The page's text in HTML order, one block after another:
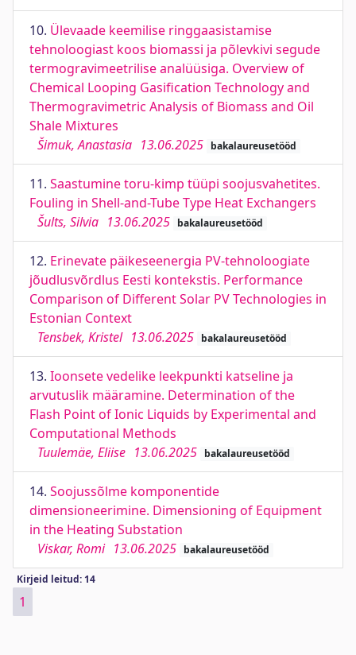
10. Ülevaade keemilise ringgaasistamise
tehnoloogiast koos biomassi ja põlevkivi segude
termogravimeetrilise analüüsiga. Overview of
Chemical Looping Gasification Technology and
Thermogravimetric Analysis of Biomass and Oil
Shale Mixtures
Šimuk, Anastasia 13.06.2025 bakalaureusetööd
11. Saastumine toru-kimp tüüpi soojusvahetites.
Fouling in Shell-and-Tube Type Heat Exchangers
Šults, Silvia 13.06.2025 bakalaureusetööd
12. Erinevate päikeseenergia PV-tehnoloogiate
jõudlusvõrdlus Eesti kontekstis. Performance
Comparison of Different Solar PV Technologies in
Estonian Context
Tensbek, Kristel 13.06.2025 bakalaureusetööd
13. Ioonsete vedelike leekpunkti katseline ja
arvutuslik määramine. Determination of the
Flash Point of Ionic Liquids by Experimental and
Computational Methods
Tuulemäe, Eliise 13.06.2025 bakalaureusetööd
14. Soojussõlme komponentide
dimensioneerimine. Dimensioning of Equipment
in the Heating Substation
Viskar, Romi 13.06.2025 bakalaureusetööd
Kirjeid leitud: 14
1